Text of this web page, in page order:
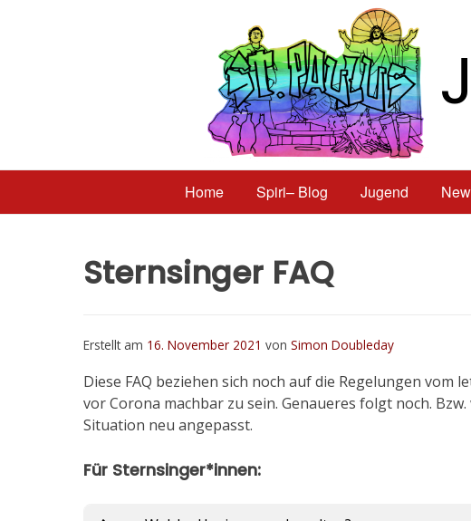
Home Spiri– Blog Jugend
Sternsinger FAQ
Erstellt am 16. November 2021 von Simon Doubleday
Diese FAQ beziehen sich noch auf die Regelungen vom
vor Corona machbar zu sein. Genaueres folgt noch.
Situation neu angepasst.
Für Sternsinger*innen: